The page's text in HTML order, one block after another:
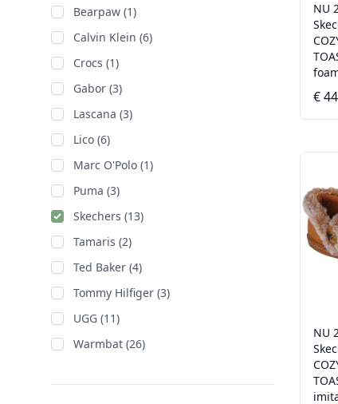
Bearpaw (1)
Calvin Klein (6)
Crocs (1)
Gabor (3)
Lascana (3)
Lico (6)
Marc O'Polo (1)
Puma (3)
Skechers (13)
Tamaris (2)
Ted Baker (4)
Tommy Hilfiger (3)
UGG (11)
Warmbat (26)
NU
€
NU